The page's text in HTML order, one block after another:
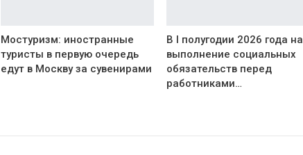
Мостуризм: иностранные
туристы в первую очередь
едут в Москву за сувенирами
В I полугодии 2026 года на
выполнение социальных
обязательств перед
работниками…